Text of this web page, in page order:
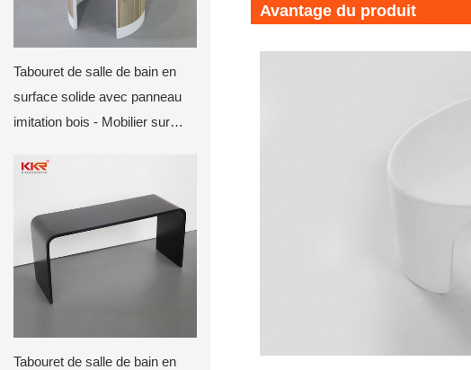
Tabouret de salle de bain en
surface solide avec panneau
imitation bois - Mobilier sur
Tabouret de salle de bain en
Avantage du produit